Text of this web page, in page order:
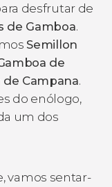
desfrutar de
de Gamboa.
Semillon
de
de Campana.
do enólogo,
um dos
vamos sentar-